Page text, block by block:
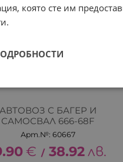
С БАГЕР И
САМОСВАЛ 666-68F
Арт.№: 60667
€ / 38.92лв.
която сте им